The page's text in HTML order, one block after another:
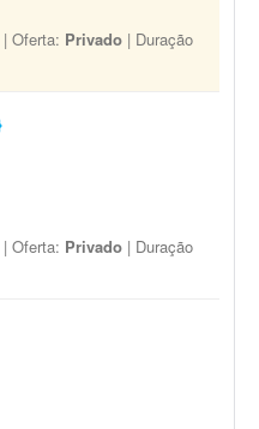
| Oferta: Privado | Duração
| Oferta: Privado | Duração